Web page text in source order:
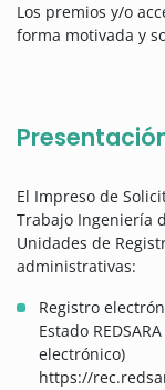
Los premios y/o
forma motivada y
El Impreso de
Trabajo Ingeniería
Unidades de
administrativas:
Registro
Estado
electrónico)
https://